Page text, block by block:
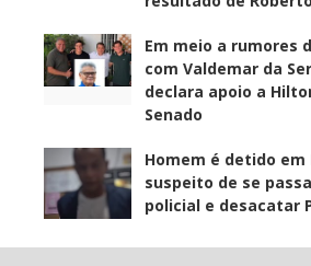
Em meio a rumores
com Valdemar da
declara apoio a
Senado
Homem é detido em
suspeito de se
policial e desacatar